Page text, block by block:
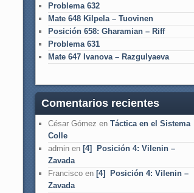
Problema 632
Mate 648 Kilpela – Tuovinen
Posición 658: Gharamian – Riff
Problema 631
Mate 647 Ivanova – Razgulyaeva
Comentarios recientes
César Gómez en Táctica en el Sistema
Colle
admin en [4] Posición 4: Vilenin –
Zavada
Francisco en [4] Posición 4: Vilenin –
Zavada